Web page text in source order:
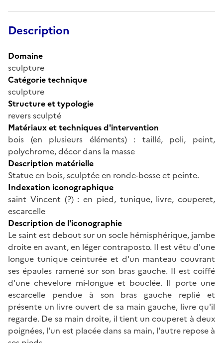
Description
Domaine
sculpture
Catégorie technique
sculpture
Structure et typologie
revers sculpté
Matériaux et techniques d'intervention
bois (en plusieurs éléments) : taillé, poli, peint,
polychrome, décor dans la masse
Description matérielle
Statue en bois, sculptée en ronde-bosse et peinte.
Indexation iconographique
saint Vincent (?) : en pied, tunique, livre, couperet,
escarcelle
Description de l'iconographie
Le saint est debout sur un socle hémisphérique, jambe
droite en avant, en léger contraposto. Il est vêtu d'une
longue tunique ceinturée et d'un manteau couvrant
ses épaules ramené sur son bras gauche. Il est coiffé
d'une chevelure mi-longue et bouclée. Il porte une
escarcelle pendue à son bras gauche replié et
présente un livre ouvert de sa main gauche, livre qu'il
regarde. De sa main droite, il tient un couperet à deux
poignées, l'un est placée dans sa main, l'autre repose à